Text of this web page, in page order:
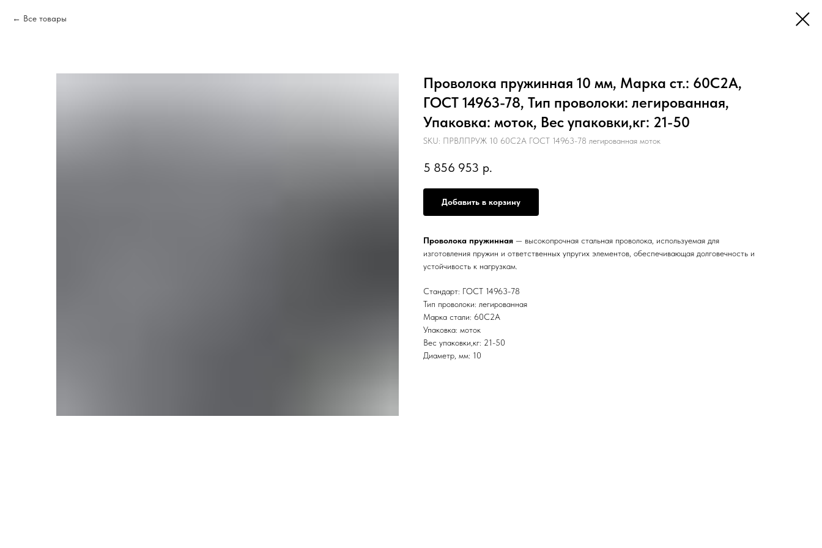
Все товары
Проволока пружинная 10 мм, Марка ст.: 60С2А,
ГОСТ 14963-78, Тип проволоки: легированная,
Упаковка: моток, Вес упаковки,кг: 21-50
SKU: ПРВЛПРУЖ 10 60С2А ГОСТ 14963-78 легированная моток
5 856 953 р.
Добавить в корзину
Проволока пружинная — высокопрочная стальная проволока, используемая для
изготовления пружин и ответственных упругих элементов, обеспечивающая долговечность и
устойчивость к нагрузкам.
Стандарт: ГОСТ 14963-78
Тип проволоки: легированная
Марка стали: 60С2А
Упаковка: моток
Вес упаковки,кг: 21-50
Диаметр, мм: 10